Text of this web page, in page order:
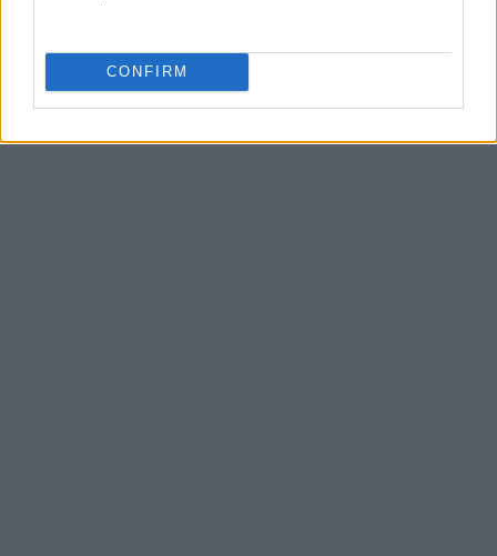
CONFIRM
alte.